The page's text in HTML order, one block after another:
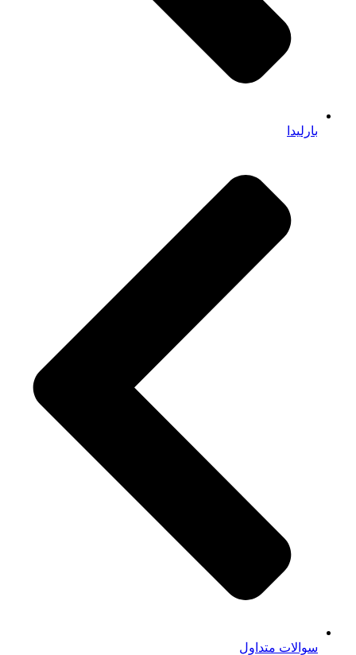
بارلیدا
سوالات متداول